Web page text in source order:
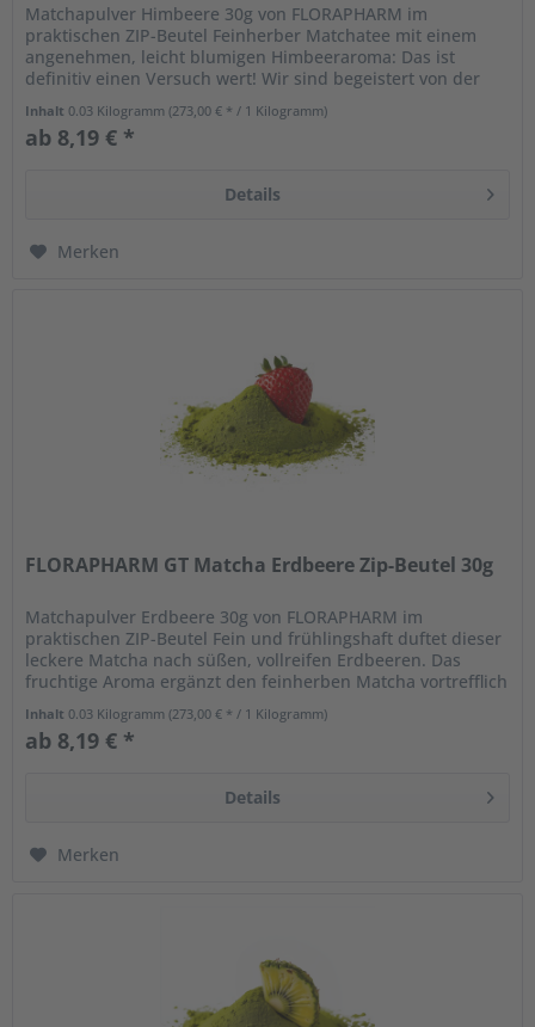
Matchapulver Himbeere 30g von FLORAPHARM im
praktischen ZIP-Beutel Feinherber Matchatee mit einem
angenehmen, leicht blumigen Himbeeraroma: Das ist
definitiv einen Versuch wert! Wir sind begeistert von der
Inhalt 0.03 Kilogramm(273,00 € * / 1 Kilogramm)
ab 8,19 € *
Details
Merken
FLORAPHARM GT Matcha Erdbeere Zip-Beutel 30g
Matchapulver Erdbeere 30g von FLORAPHARM im
praktischen ZIP-Beutel Fein und frühlingshaft duftet dieser
leckere Matcha nach süßen, vollreifen Erdbeeren. Das
fruchtige Aroma ergänzt den feinherben Matcha vortrefflich
Inhalt 0.03 Kilogramm(273,00 € * / 1 Kilogramm)
ab 8,19 € *
Details
Merken